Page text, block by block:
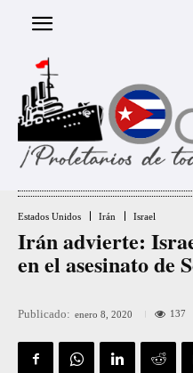
Estados Unidos Irán Israel
Irán advierte:
en el asesinato de
Publicado: enero 8, 2020 137